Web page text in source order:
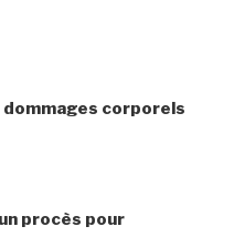
corporels
procès pour